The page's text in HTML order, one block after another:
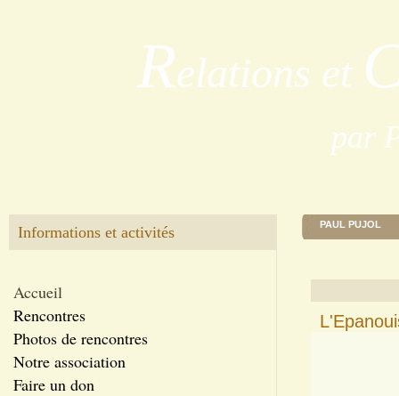
Relations et
par
Informations et activités
Accueil
Rencontres
Photos de rencontres
Notre association
Faire un don
PAUL PUJOL